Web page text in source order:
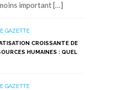
important […]
GAZETTE
CROISSANTE DE
HUMAINES : QUEL
GAZETTE